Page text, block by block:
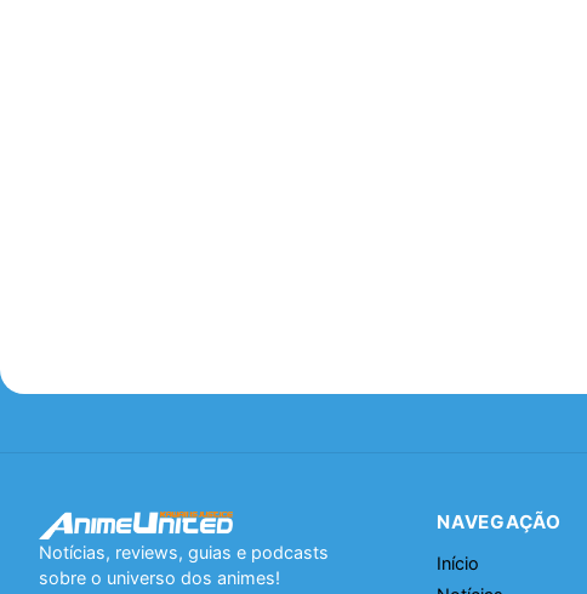
Notícias, reviews, guias e podcasts
sobre o universo dos animes!
NAVEGAÇÃO
Início